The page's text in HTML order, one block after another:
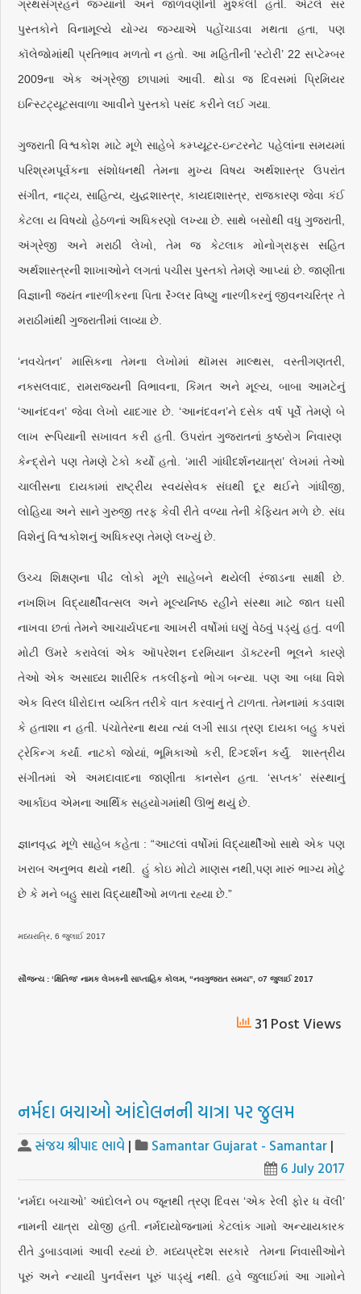
ગ્રંથસંગ્રહને જગ્યાની અને જાળવણીની મુશ્કેલી હતી. એટલે સર
પુસ્તકોને વિનામૂલ્યે યોગ્ય જગ્યાએ પહોંચાડવા મથતા હતા, પણ
કૉલેજોમાંથી પ્રતિભાવ મળતો ન હતો. આ મહિતીની ‘સ્ટોરી’ 22 સપ્ટેમ્બર
2009ના એક અંગ્રેજી છાપામાં આવી. થોડા જ દિવસમાં પ્રિમિયર
ઇન્સ્ટિટ્યૂટસવાળા આવીને પુસ્તકો પસંદ કરીને લઈ ગયા.
ગુજરાતી વિશ્વકોશ માટે મૂળે સાહેબે કમ્પ્યૂટર-ઇન્ટરનેટ પહેલાંના સમયમાં
પરિશ્રમપૂર્વકના સંશોધનથી તેમના મુખ્ય વિષય અર્થશાસ્ત્ર ઉપરાંત
સંગીત, નાટ્ય, સાહિત્ય, યુદ્ધશાસ્ત્ર, કાયદાશાસ્ત્ર, રાજકારણ જેવા કંઈ
કેટલા ય વિષયો હેઠળનાં અધિકરણો લખ્યા છે. સાથે બસોથી વધુ ગુજરાતી,
અંગ્રેજી અને મરાઠી લેખો, તેમ જ કેટલાક મોનોગ્રાફ્સ સહિત
અર્થશાસ્ત્રની શાખાઓને લગતાં પચીસ પુસ્તકો તેમણે આપ્યાં છે. જાણીતા
વિજ્ઞાની જયંત નારળીકરના પિતા રૅંગ્લર વિષ્ણુ નારળીકરનું જીવનચરિત્ર તે
મરાઠીમાંથી ગુજરાતીમાં લાવ્યા છે.
‘નવચેતન’ માસિકના તેમના લેખોમાં થૉમસ માલ્થસ, વસ્તીગણતરી,
નક્સલવાદ, રામરાજ્યની વિભાવના, કિંમત અને મૂલ્ય, બાબા આમટેનું
‘આનંદવન’ જેવા લેખો યાદગાર છે. ‘આનંદવન’ને દસેક વર્ષ પૂર્વે તેમણે બે
લાખ રૂપિયાની સખાવત કરી હતી. ઉપરાંત ગુજરાતનાં કુષ્ઠરોગ નિવારણ
કેન્દ્રોને પણ તેમણે ટેકો કર્યો હતો. ‘મારી ગાંધીદર્શનયાત્રા’ લેખમાં તેઓ
ચાલીસના દાયકામાં રાષ્ટ્રીય સ્વયંસેવક સંઘથી દૂર થઈને ગાંધીજી,
લોહિયા અને સાને ગુરુજી તરફ કેવી રીતે વળ્યા તેની કેફિયત મળે છે. સંઘ
વિશેનું વિશ્વકોશનું અધિકરણ તેમણે લખ્યું છે.
ઉચ્ચ શિક્ષણના પીઢ લોકો મૂળે સાહેબને થયેલી રંજાડના સાક્ષી છે.
નખશિખ વિદ્યાર્થીવત્સલ અને મૂલ્યનિષ્ઠ રહીને સંસ્થા માટે જાત ઘસી
નાખવા છતાં તેમને આચાર્યપદના આખરી વર્ષોમાં ઘણું વેઠવું પડ્યું હતું. વળી
મોટી ઉંમરે કરાવેલાં એક ઑપરેશન દરમિયાન ડૉક્ટરની ભૂલને કારણે
તેઓ એક અસાધ્ય શારીરિક તકલીફનો ભોગ બન્યા. પણ આ બધા વિશે
એક વિરલ ધીરોદાત્ત વ્યક્તિ તરીકે વાત કરવાનું તે ટાળતા. તેમનામાં કડવાશ
કે હતાશા ન હતી. પંચોતેરના થયા ત્યાં લગી સાડા ત્રણ દાયકા બહુ કપરાં
ટ્રેકિન્ગ કર્યાં. નાટકો જોયાં, ભૂમિકાઓ કરી, દિગ્દર્શન કર્યું. શાસ્ત્રીય
સંગીતમાં એ અમદાવાદના જાણીતા કાનસેન હતા. ‘સપ્તક’ સંસ્થાનું
આર્કાઇવ એમના આર્થિક સહયોગમાંથી ઊભું થયું છે.
જ્ઞાનવૃદ્ધ મૂળે સાહેબ કહેતા : “આટલાં વર્ષોમાં વિદ્યાર્થીઓ સાથે એક પણ
ખરાબ અનુભવ થયો નથી. હું કોઇ મોટો માણસ નથી,પણ મારું ભાગ્ય મોટું
છે કે મને બહુ સારા વિદ્યાર્થીઓ મળતા રહ્યા છે.”
મધ્યરાત્રિ, 6 જુલાઈ 2017
સૌજન્ય : ‘ક્ષિતિજ’ નામક લેખકની સાપ્તાહિક કોલમ, “નવગુજરાત સમય”, ૦7 જુલાઈ 2017
31 Post Views
નર્મદા બચાઓ આંદોલનની યાત્રા પર જુલમ
સંજય શ્રીપાદ ભાવે | Samantar Gujarat - Samantar |
6 July 2017
‘નર્મદા બચાઓ’ આંદોલને ૦૫ જૂનથી ત્રણ દિવસ ‘એક રેલી ફોર ધ વૅલી’
નામની યાત્રા યોજી હતી. નર્મદાયોજનામાં કેટલાંક ગામો અન્યાયકારક
રીતે ડુબાડવામાં આવી રહ્યાં છે. મધ્યપ્રદેશ સરકારે તેમના નિવાસીઓને
પૂરું અને ન્યાયી પુનર્વસન પૂરું પાડ્યું નથી. હવે જુલાઈમાં આ ગામોને